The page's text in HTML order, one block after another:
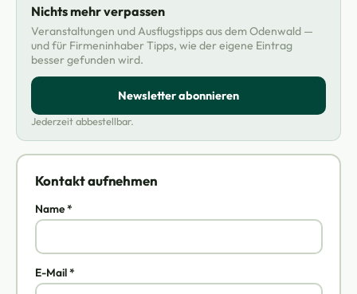
Kontakt aufnehmen
Name *
E-Mail *
Nichts mehr verpassen
Veranstaltungen und Ausflugstipps aus dem Odenwald —
und für Firmeninhaber Tipps, wie der eigene Eintrag
besser gefunden wird.
Newsletter abonnieren
Jederzeit abbestellbar.